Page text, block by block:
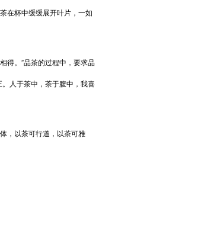
在杯中缓缓展开叶片，一如
得。”品茶的过程中，要求品
人于茶中，茶于腹中，我喜
，以茶可行道，以茶可雅